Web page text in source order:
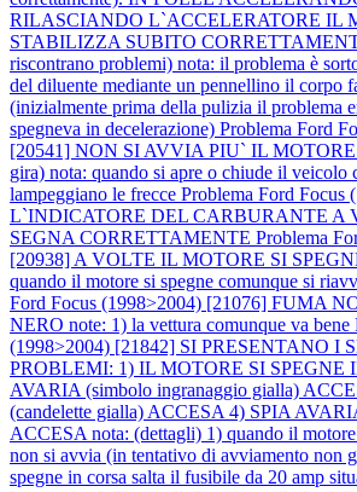
RILASCIANDO L`ACCELERATORE IL
STABILIZZA SUBITO
riscontrano problemi) nota: il problema è
del diluente mediante un pennellino il corpo
(inizialmente prima della pulizia il problema
spegneva in decelerazione) Problema Ford
[20541] NON SI AVVIA PIU` IL MOTORE
gira) nota: quando si apre o chiude il veicolo
lampeggiano le frecce Problema Ford Focus
L`INDICATORE DEL CARBURANTE A
SEGNA CORRETTAMENTE Problema
[20938] A VOLTE IL MOTORE SI
quando il motore si spegne comunque si
Ford Focus (1998>2004) [21076] FUMA
NERO note: 1) la vettura comunque va bene
(1998>2004) [21842] SI PRESENTANO I
PROBLEMI: 1) IL MOTORE SI SPEGNE
AVARIA (simbolo ingranaggio gialla)
(candelette gialla) ACCESA 4) SPIA
ACCESA nota: (dettagli) 1) quando il
non si avvia (in tentativo di avviamento non
spegne in corsa salta il fusibile da 20 amp